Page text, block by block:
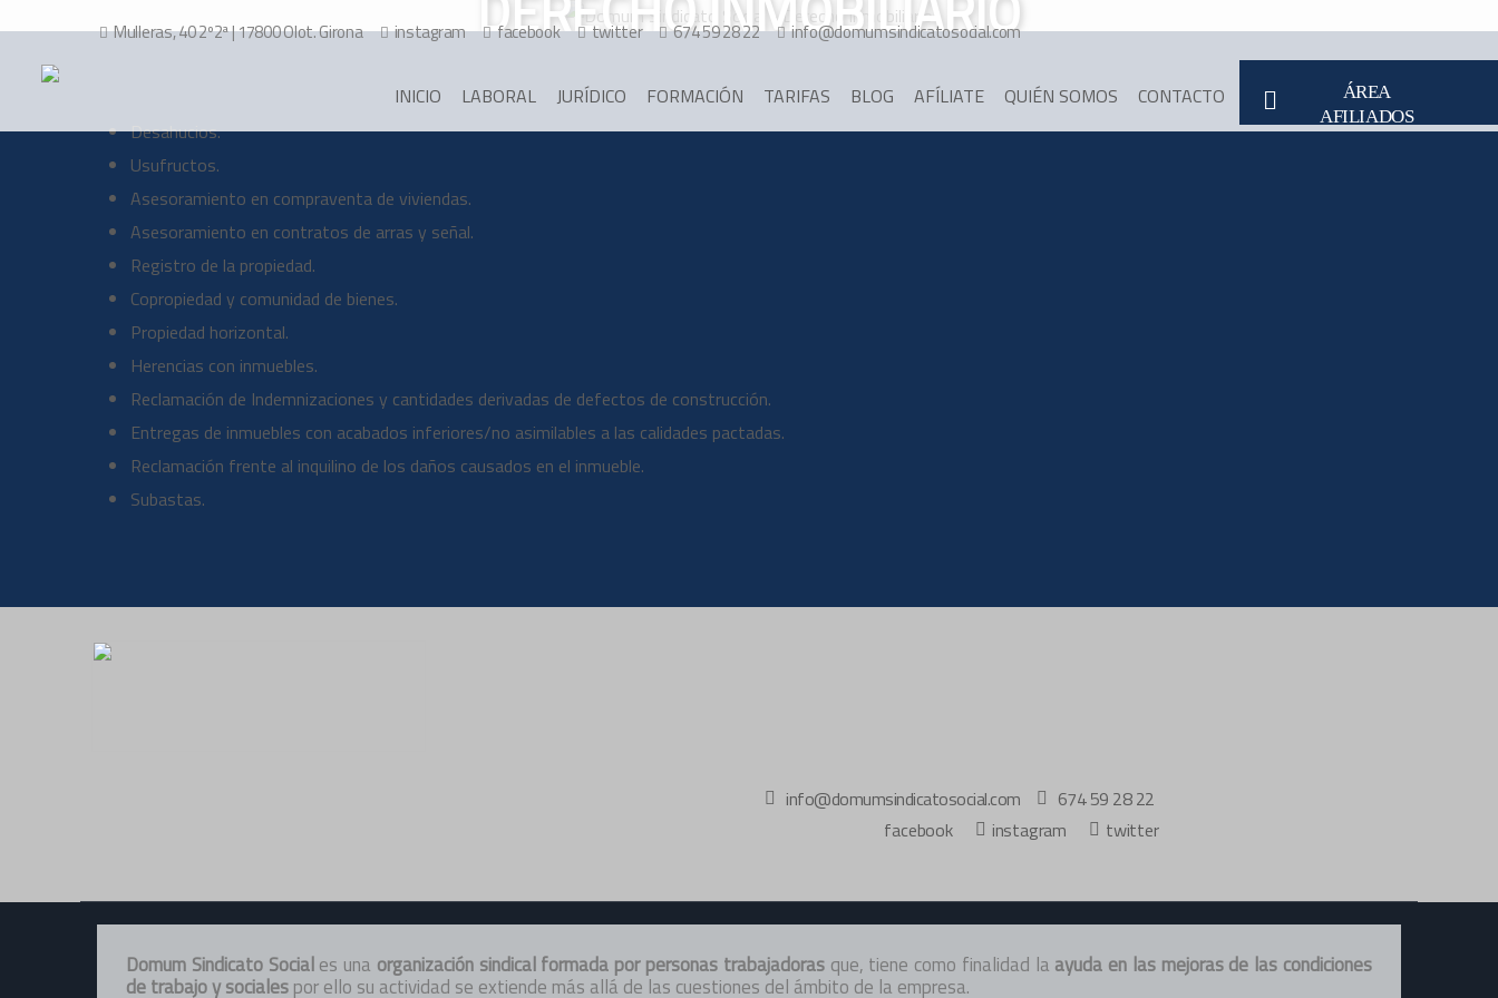
Mulleras, 40 2º2ª | 17800 Olot. Girona instagram facebook twitter 674 59 28 22 info@domumsindicatosocial.com
INICIO LABORAL JURÍDICO FORMACIÓN TARIFAS BLOG AFÍLIATE QUIÉN SOMOS CONTACTO
ÁREA
AFILIADOS
Desahucios.
Usufructos.
Asesoramiento en compraventa de viviendas.
Asesoramiento en contratos de arras y señal.
Registro de la propiedad.
Copropiedad y comunidad de bienes.
Propiedad horizontal.
Herencias con inmuebles.
Reclamación de Indemnizaciones y cantidades derivadas de defectos de construcción.
Entregas de inmuebles con acabados inferiores/no asimilables a las calidades pactadas.
Reclamación frente al inquilino de los daños causados en el inmueble.
Subastas.
info@domumsindicatosocial.com
674 59 28 22
facebook
instagram twitter
Domum Sindicato Sociales una organización sindical formada por personas trabajadorasque, tiene como finalidad la ayuda en las mejoras de las condiciones
de trabajo y socialespor ello su actividad se extiende más allá de las cuestiones del ámbito de la empresa.